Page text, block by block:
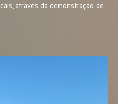
através da demonstração de